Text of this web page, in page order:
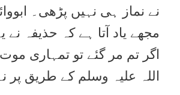
نے نماز ہی نہیں پڑھی۔
مجھے یاد آتا ہے کہ حذیفہ نے
اگر تم مر گئے تو تمہاری
اللہ علیہ وسلم کے طریق پر